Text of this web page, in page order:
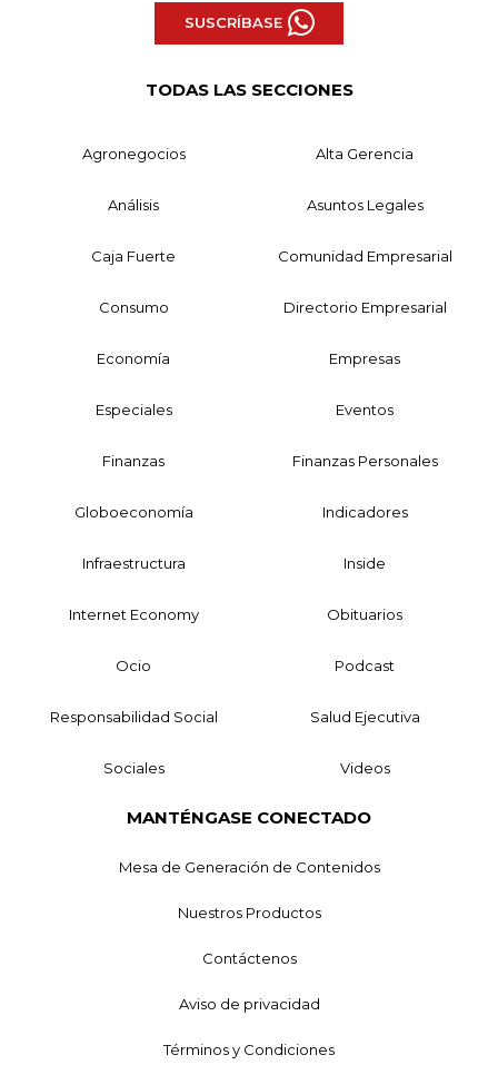
SUSCRÍBASE
TODAS LAS SECCIONES
Agronegocios Alta Gerencia
Análisis Asuntos Legales
Caja Fuerte Comunidad Empresarial
Consumo Directorio Empresarial
Economía Empresas
Especiales Eventos
Finanzas Finanzas Personales
Globoeconomía Indicadores
Infraestructura Inside
Internet Economy Obituarios
Ocio Podcast
Responsabilidad Social Salud Ejecutiva
Sociales Videos
MANTÉNGASE CONECTADO
Mesa de Generación de Contenidos
Nuestros Productos
Contáctenos
Aviso de privacidad
Términos y Condiciones